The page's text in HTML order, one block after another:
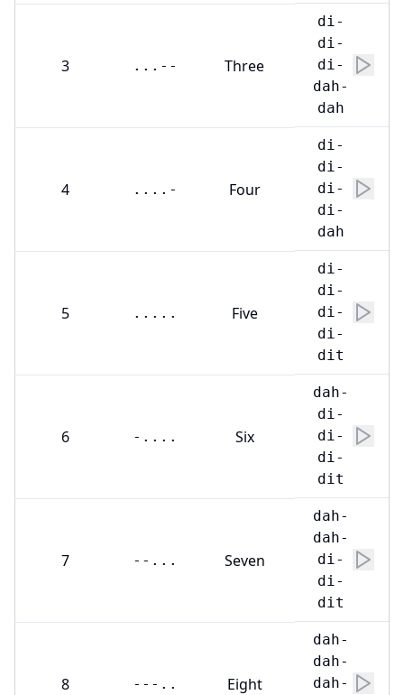
3 ...-- Three
di-
di-
di-
dah-
dah
4 ....- Four
di-
di-
di-
di-
dah
5 ..... Five
di-
di-
di-
di-
dit
6 -.... Six
dah-
di-
di-
di-
dit
7 --... Seven
dah-
dah-
di-
di-
dit
8 ---.. Eight
dah-
dah-
dah-